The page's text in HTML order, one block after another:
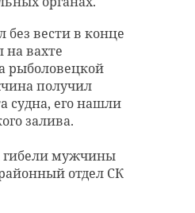
вести в конце
на вахте
рыболовецкой
получил
судна, его нашли
залива.
гибели мужчины
отдел СК
у деревни
погиб от
гулял по
и решил
линии,
он взялся
гибели мальчика
Известно, что
в лесу
на помощь
из Тосно. Они
и вывели их
их передали
что
выезжали на